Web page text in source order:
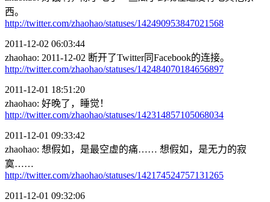
西。
http://twitter.com/zhaohao/statuses/142490953847021568
2011-12-02 06:03:44
zhaohao: 2011-12-02 断开了Twitter同Facebook的连接。
http://twitter.com/zhaohao/statuses/142484070184656897
2011-12-01 18:51:20
zhaohao: 好晚了，睡觉！
http://twitter.com/zhaohao/statuses/142314857105068034
2011-12-01 09:33:42
zhaohao: 想假如，是最空虚的痛…… 想假如，是无力的寂
寞……
http://twitter.com/zhaohao/statuses/142174524757131265
2011-12-01 09:32:06